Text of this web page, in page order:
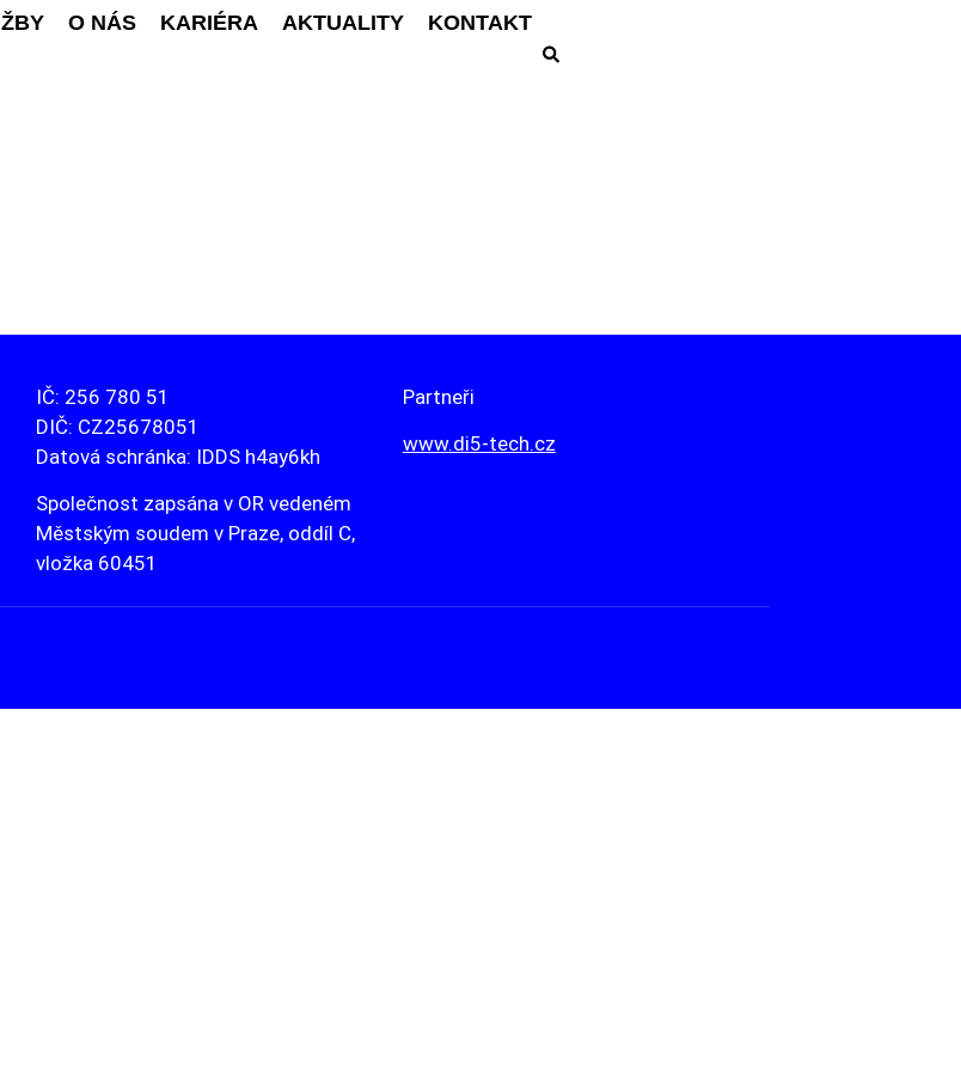
O NÁS KARIÉRA AKTUALITY KONTAKT
IČ: 256 780 51
DIČ: CZ25678051
Datová schránka: IDDS h4ay6kh
Společnost zapsána v OR vedeném
Městským soudem v Praze, oddíl C,
vložka 60451
Partneři
www.di5-tech.cz